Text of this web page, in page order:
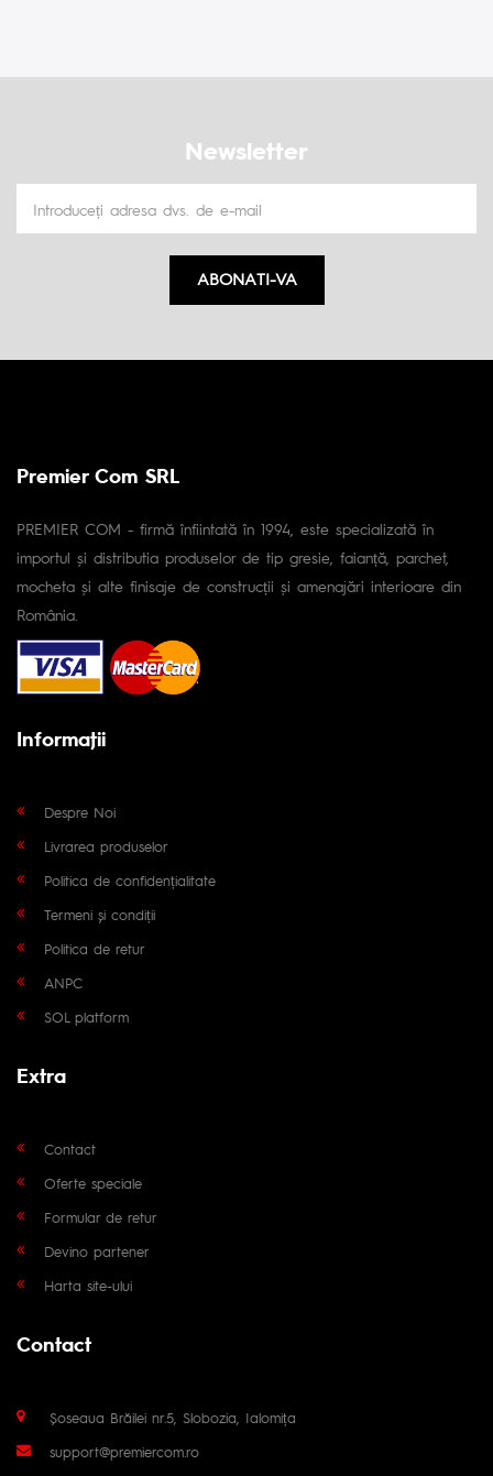
Newsletter
ABONATI-VA
Premier Com SRL
PREMIER COM - firmă înfiintată în 1994, este specializată în
importul și distributia produselor de tip gresie, faianță, parchet,
mocheta și alte finisaje de construcții și amenajări interioare din
România.
Informaţii
Despre Noi
Livrarea produselor
Politica de confidențialitate
Termeni și condiții
Politica de retur
ANPC
SOL platform
Extra
Contact
Oferte speciale
Formular de retur
Devino partener
Harta site-ului
Contact
Șoseaua Brăilei nr.5, Slobozia, Ialomița
support@premiercom.ro